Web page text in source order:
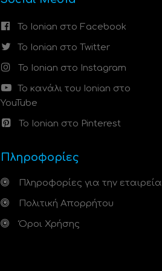
Το Ionian στο Facebook
Το Ionian στο Twitter
Το Ionian στο Instagram
Το κανάλι του Ionian στο
YouTube
Το Ionian στο Pinterest
Πληροφορίες
Πληροφορίες για την εταιρεία
Πολιτική Απορρήτου
Όροι Χρήσης